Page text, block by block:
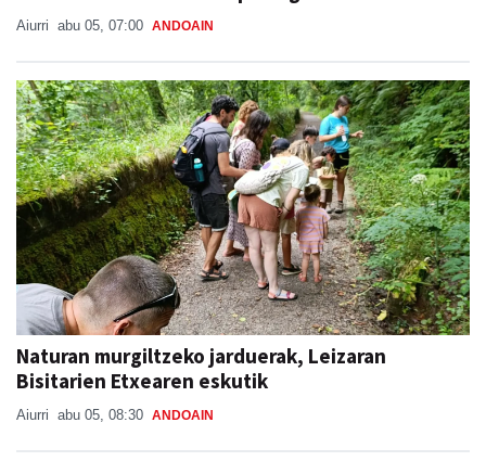
Aiurri abu 05, 07:00 ANDOAIN
Naturan murgiltzeko jarduerak, Leizaran
Bisitarien Etxearen eskutik
Aiurri abu 05, 08:30 ANDOAIN